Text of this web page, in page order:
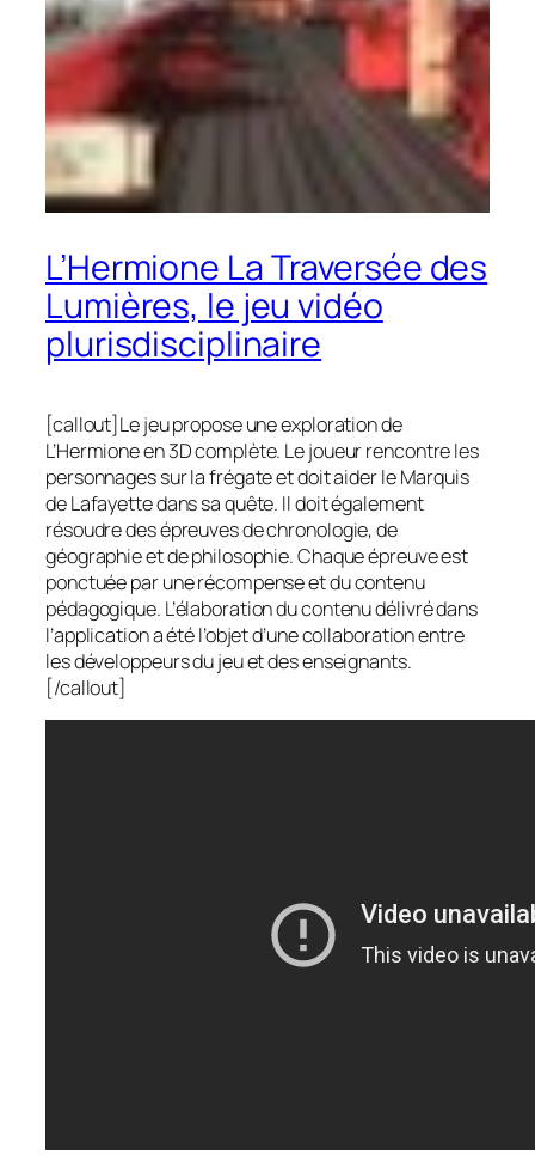
L’Hermione La Traversée des
Lumières, le jeu vidéo
plurisdisciplinaire
[callout]Le jeu propose une exploration de
L’Hermione en 3D complète. Le joueur rencontre les
personnages sur la frégate et doit aider le Marquis
de Lafayette dans sa quête. Il doit également
résoudre des épreuves de chronologie, de
géographie et de philosophie. Chaque épreuve est
ponctuée par une récompense et du contenu
pédagogique. L’élaboration du contenu délivré dans
l’application a été l’objet d’une collaboration entre
les développeurs du jeu et des enseignants.
[/callout]